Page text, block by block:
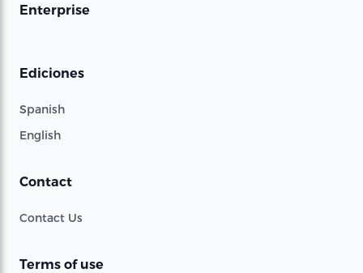
Enterprise
Ediciones
Spanish
English
Contact
Contact Us
Terms of use